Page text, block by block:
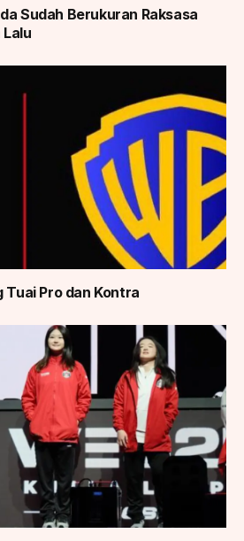
Sudah Berukuran Raksasa
Lalu
Tuai Pro dan Kontra